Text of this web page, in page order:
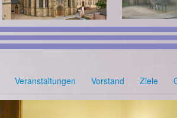
Veranstaltungen Vorstand Ziele